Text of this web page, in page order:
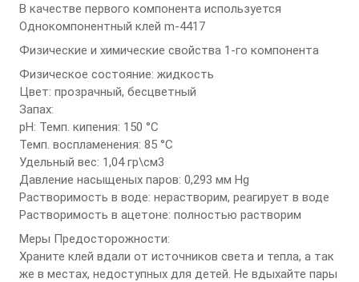
В качестве первого компонента используется
Однокомпонентный клей m-4417
Физические и химические свойства 1-го компонента
Физическое состояние: жидкость
Цвет: прозрачный, бесцветный
Запах:
pH: Темп. кипения: 150 °С
Темп. воспламенения: 85 °С
Удельный вес: 1,04 гр\см3
Давление насыщеных паров: 0,293 мм Hg
Растворимость в воде: нерастворим, реагирует в воде
Растворимость в ацетоне: полностью растворим
Меры Предосторожности:
Храните клей вдали от источников света и тепла, а так
же в местах, недоступных для детей. Не вдыхайте пары